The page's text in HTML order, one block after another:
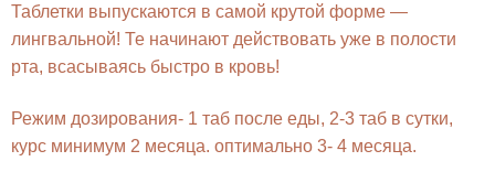
Таблетки выпускаются в самой крутой форме —
лингвальной! Те начинают действовать уже в полости
рта, всасываясь быстро в кровь!
Режим дозирования- 1 таб после еды, 2-3 таб в сутки,
курс минимум 2 месяца. оптимально 3- 4 месяца.